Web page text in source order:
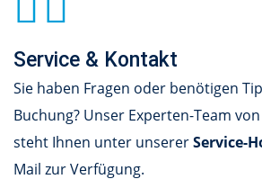
Service & Kontakt
Sie haben Fragen oder benötigen
Buchung? Unser Experten-Team
steht Ihnen unter unsererService-
Mail zur Verfügung.